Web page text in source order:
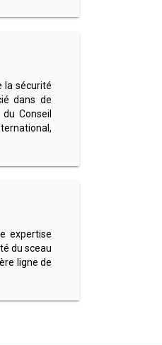
la sécurité
dans de
Conseil
expertise
du sceau
ligne de